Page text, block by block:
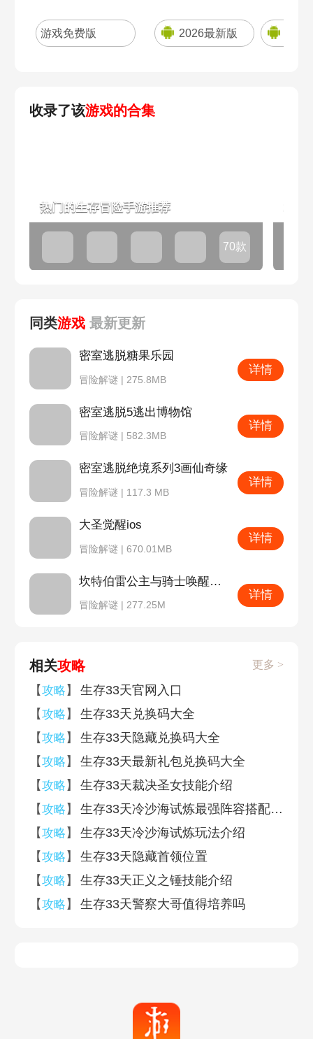
游戏免费版 2026最新版
收录了该游戏的合集
热门的生存冒险手游推荐
70款
同类游戏 最新更新
密室逃脱糖果乐园
冒险解谜 | 275.8MB
详情
密室逃脱5逃出博物馆
冒险解谜 | 582.3MB
详情
密室逃脱绝境系列3画仙奇缘
冒险解谜 | 117.3 MB
详情
大圣觉醒ios
冒险解谜 | 670.01MB
详情
坎特伯雷公主与骑士唤醒冠军之剑的奇幻冒险
冒险解谜 | 277.25M
详情
相关攻略 更多 >
【攻略 】
生存33天官网入口
【攻略 】
生存33天兑换码大全
【攻略 】
生存33天隐藏兑换码大全
【攻略 】
生存33天最新礼包兑换码大全
【攻略 】
生存33天裁决圣女技能介绍
【攻略 】
生存33天冷沙海试炼最强阵容搭配推荐
【攻略 】
生存33天冷沙海试炼玩法介绍
【攻略 】
生存33天隐藏首领位置
【攻略 】
生存33天正义之锤技能介绍
【攻略 】 生存33天警察大哥值得培养吗